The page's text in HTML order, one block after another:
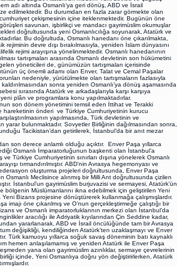
adı altında Osmanlı‘ya geri dönüş, ABD ve İsrail
edilmektedir. Bu durumdan en fazla zarar görmekte olan
çekişmesinin içine iteklenmektedir. Bugünün öne
savunan, işbirlikçi ve mandacı gayrimüslim okumuşlar
doğrultusunda yeni Osmanlıcılığa soyunarak, Atatürk ve
Bu doğrultuda, Osmanlı hanedanı öne çıkarılmakta,
rejiminin devre dışı bırakılmasıyla, yeniden İslam dünyasını
rejimi arayışına yönelinmektedir. Osmanlı hanedanının
tartışmaları arasında Osmanlı devletinin son hükümetini
yöneticileri de, günümüzün tartışmaları içerisinde
üç önemli adamı olan Enver, Talat ve Cemal Paşalar
nedeniyle, yürütülmekte olan tartışmaların fazlasıyla
sonra yeniden Osmanlı’ya dönüş aşamasında
sırasında Atatürk ve arkadaşlarıyla karşı karşıya
plân ve programlara konu yapılmaktadırlar.
son dönem yönetimini temsil eden İttihat ve Terakki
hareketinin önderi ve Türkiye Cumhuriyetinin kurucu
yapılmasında, Türk devletinin ve
yarar bulunmaktadır. Sovyetler Birliğinin dağılmasından sonra,
Tacikistan’dan getirilerek, İstanbul’da bir anıt mezar
son derece anlamlı olduğu açıktır. Enver Paşa yıllarca
Osmanlı İmparatorluğunun başkenti olan İstanbul’a
Türkiye Cumhuriyetinin sınırları dışına yönelerek Osmanlı
tırmandırılmıştır. ABD’nin Avrasya hegemonyası ve
oluşturma projeleri doğrultusunda, Enver Paşa
Meclisince alınmış bir Milli Ant doğrultusunda çizilen
İstanbul’un gayrimüslim burjuvazisi ve sermayesi, Atatürk’ün
bölgenin Müslümanlarını ikna edebilmek için geliştirilen Yeni
Bizans projesine dönüştürerek kullanmağa çalışmışlardır.
imajı öne çıkarılmış ve O’nun gerçekleştirmeğe çalıştığı bir
ve Osmanlı imparatorluklarının merkezi olan İstanbul’da
aracılığı ile Adriyatik kıyılarından Çin Seddine kadar,
yararlanarak, ABD ve İsrail öncülüğünde tam bir Avrasya
değişikliği, kendiliğinden Atatürk’ten uzaklaşmayı ve Enver
Türk kamuoyu yıllarca soğuk savaş döneminin batı kaynaklı
hemen anlaşılamamış ve yeniden Atatürk ile Enver Paşa
yana olan gayrimüslim azınlıklar, sermaye çevrelerinin
içinde, Yeni Osmanlıya doğru yön değiştirirlerken, Atatürk